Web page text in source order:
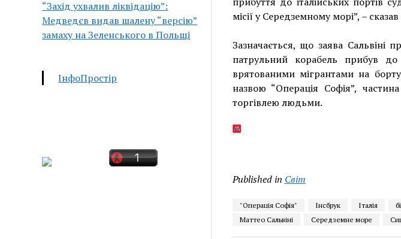
“Захід ухвалив ліквідацію”:
Медведєв видав шалену “версію”
замаху на Зеленського в Польщі
ІнфоПростір
місії у Середземному морі”, – сказав
Зазначається, що заява Сальвіні
патрульний корабель прибув
врятованими мігрантами на
назвою “Операція Софія”,
торгівлею людьми.
Published in Світ
"Операція Софія" Інсбрук Італія
Маттео Сальвіні
Середземне море